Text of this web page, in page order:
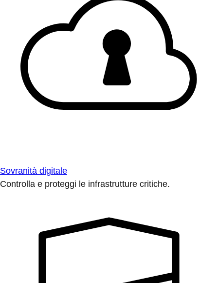
Sovranità digitale
Controlla e proteggi le infrastrutture critiche.